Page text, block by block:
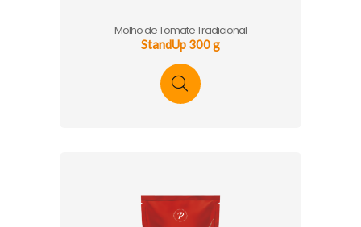
Molho de Tomate Tradicional
StandUp 300 g